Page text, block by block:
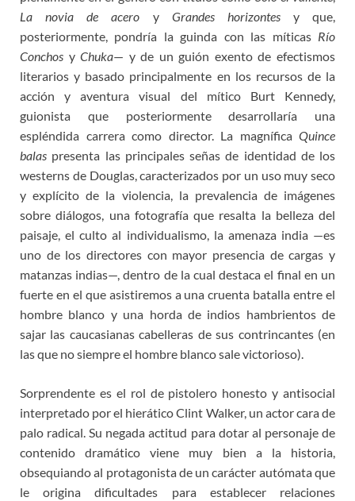
La novia de acero y Grandes horizontesy que,
posteriormente, pondría la guinda con las míticas Río
Conchos yChuka— y de un guión exento de efectismos
literarios y basado principalmente en los recursos de la
acción y aventura visual del mítico Burt Kennedy,
guionista que posteriormente desarrollaría una
espléndida carrera como director. La magnífica Quince
balas presenta las principales señas de identidad de los
westerns de Douglas, caracterizados por un uso muy seco
y explícito de la violencia, la prevalencia de imágenes
sobre diálogos, una fotografía que resalta la belleza del
paisaje, el culto al individualismo, la amenaza india —es
uno de los directores con mayor presencia de cargas y
matanzas indias—, dentro de la cual destaca el final en un
fuerte en el que asistiremos a una cruenta batalla entre el
hombre blanco y una horda de indios hambrientos de
sajar las caucasianas cabelleras de sus contrincantes (en
las que no siempre el hombre blanco sale victorioso).
Sorprendente es el rol de pistolero honesto y antisocial
interpretado por el hierático Clint Walker, un actor cara de
palo radical. Su negada actitud para dotar al personaje de
contenido dramático viene muy bien a la historia,
obsequiando al protagonista de un carácter autómata que
le origina dificultades para establecer relaciones